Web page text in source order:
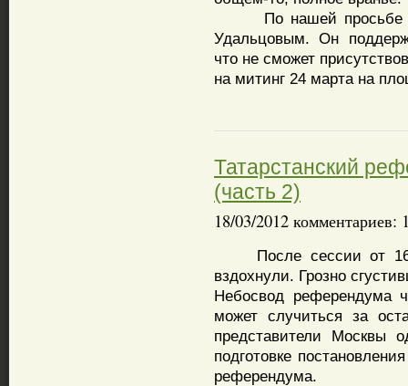
По нашей просьбе
Удальцовым. Он
что не сможет
на митинг 24 марта на
Татарстанский
(часть 2)
18/03/2012 комментариев:
После сессии от 16
вздохнули. Грозно
Небосвод референдума
может случиться за
представители Москвы
подготовке
референдума.